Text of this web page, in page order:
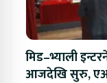
मिड–भ्याली
आजदेखि सुरु,